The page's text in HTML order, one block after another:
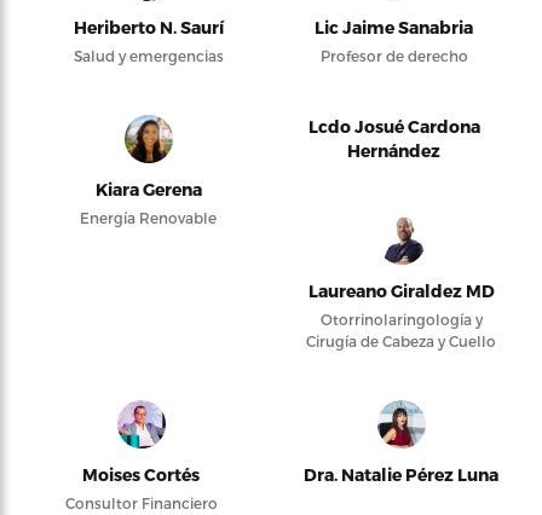
Heriberto N. Saurí
Salud y emergencias
Lic Jaime Sanabria
Profesor de derecho
Kiara Gerena
Energía Renovable
Lcdo Josué Cardona
Hernández
Laureano Giraldez MD
Otorrinolaringología y
Cirugía de Cabeza y Cuello
Moises Cortés
Consultor Financiero
Dra. Natalie Pérez Luna